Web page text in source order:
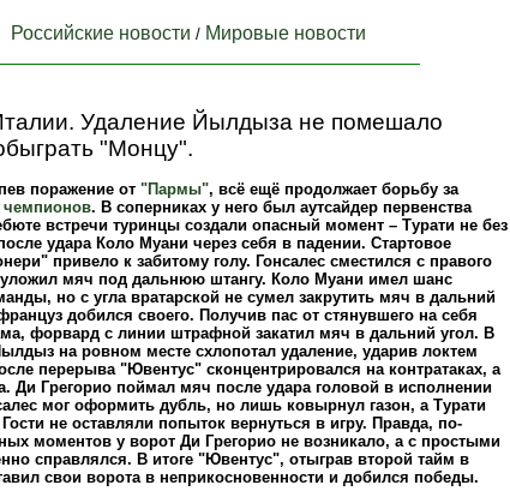
Российские новости / Мировые новости
Удаление Йылдыза не помешало
"Монцу".
поражение от "Пармы", всё ещё продолжает борьбу за
чемпионов. В соперниках у него был аутсайдер первенства
встречи туринцы создали опасный момент – Турати не без
удара Коло Муани через себя в падении. Стартовое
привело к забитому голу. Гонсалес сместился с правого
мяч под дальнюю штангу. Коло Муани имел шанс
но с угла вратарской не сумел закрутить мяч в дальний
добился своего. Получив пас от стянувшего на себя
форвард с линии штрафной закатил мяч в дальний угол. В
на ровном месте схлопотал удаление, ударив локтем
перерыва "Ювентус" сконцентрировался на контратаках, а
Ди Грегорио поймал мяч после удара головой в исполнении
мог оформить дубль, но лишь ковырнул газон, а Турати
не оставляли попыток вернуться в игру. Правда, по-
моментов у ворот Ди Грегорио не возникало, а с простыми
справлялся. В итоге "Ювентус", отыграв второй тайм в
свои ворота в неприкосновенности и добился победы.